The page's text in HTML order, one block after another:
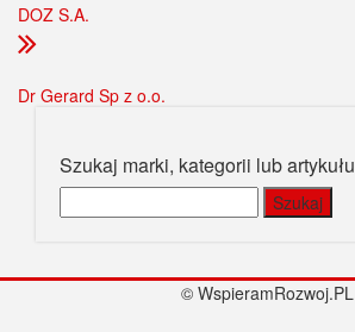
DOZ S.A.
Dr Gerard Sp z o.o.
Szukaj marki, kategorii lub artykułu
© WspieramRozwoj.PL